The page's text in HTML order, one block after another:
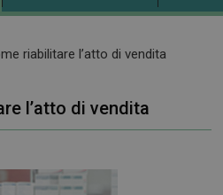
riabilitare l’atto di vendita
l’atto di vendita